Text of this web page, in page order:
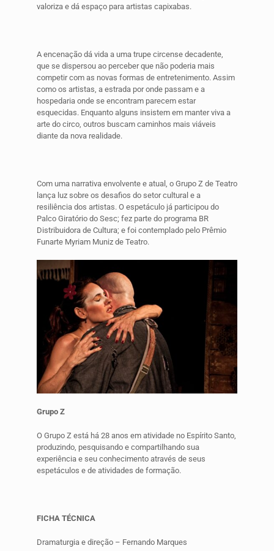
valoriza e dá espaço para artistas capixabas.
A encenação dá vida a uma trupe circense decadente,
que se dispersou ao perceber que não poderia mais
competir com as novas formas de entretenimento. Assim
como os artistas, a estrada por onde passam e a
hospedaria onde se encontram parecem estar
esquecidas. Enquanto alguns insistem em manter viva a
arte do circo, outros buscam caminhos mais viáveis
diante da nova realidade.
Com uma narrativa envolvente e atual, o Grupo Z de Teatro
lança luz sobre os desafios do setor cultural e a
resiliência dos artistas. O espetáculo já participou do
Palco Giratório do Sesc; fez parte do programa BR
Distribuidora de Cultura; e foi contemplado pelo Prêmio
Funarte Myriam Muniz de Teatro.
Grupo Z
O Grupo Z está há 28 anos em atividade no Espírito Santo,
produzindo, pesquisando e compartilhando sua
experiência e seu conhecimento através de seus
espetáculos e de atividades de formação.
FICHA TÉCNICA
Dramaturgia e direção – Fernando Marques